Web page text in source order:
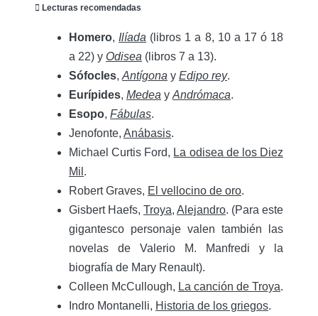
 Lecturas recomendadas
Homero, Ilíada (libros 1 a 8, 10 a 17 ó 18
a 22) y Odisea (libros 7 a 13).
Sófocles, Antígona y Edipo rey.
Eurípides, Medea y Andrómaca.
Esopo, Fábulas.
Jenofonte, Anábasis.
Michael Curtis Ford, La odisea de los Diez
Mil .
Robert Graves, El vellocino de oro.
Gisbert Haefs, Troya, Alejandro. (Para este
gigantesco personaje valen también las
novelas de Valerio M. Manfredi y la
biografía de Mary Renault).
Colleen McCullough, La canción de Troya.
Indro Montanelli, Historia de los griegos.